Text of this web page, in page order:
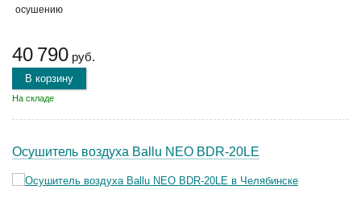
осушению
40 790 руб.
В корзину
На складе
Осушитель воздуха Ballu NEO BDR-20LE